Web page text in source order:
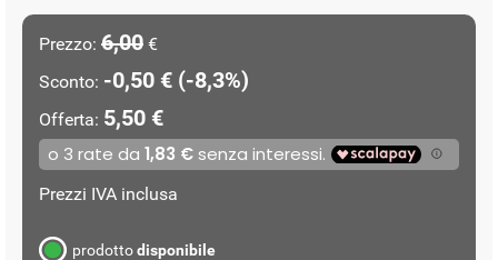
Prezzo: 6,00 €
Sconto: -0,50 € (-8,3%)
Offerta: 5,50 €
Prezzi IVA inclusa
prodottodisponibile